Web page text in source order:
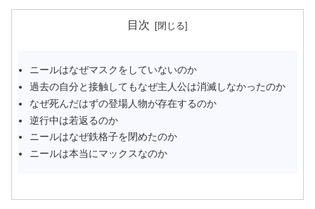
目次
ニールはなぜマスクをしていないのか
過去の自分と接触してもなぜ主人公は消滅しなかったのか
なぜ死んだはずの登場人物が存在するのか
逆行中は若返るのか
ニールはなぜ鉄格子を閉めたのか
ニールは本当にマックスなのか